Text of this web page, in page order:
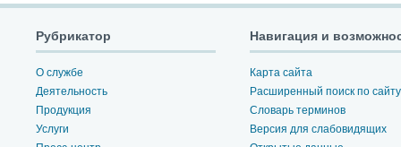
Рубрикатор
О службе
Деятельность
Продукция
Услуги
Навигация и
Карта сайта
Расширенный поиск по сайту
Словарь терминов
Версия для слабовидящих